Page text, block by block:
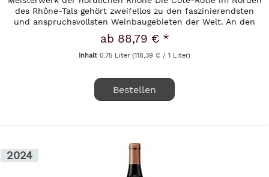
des Rhône-Tals gehört zweifellos zu den faszinierendsten
und anspruchsvollsten Weinbaugebieten der Welt. An den
ab 88,79 € *
Inhalt0.75 Liter(118,39 € / 1 Liter)
Bestellen
2024